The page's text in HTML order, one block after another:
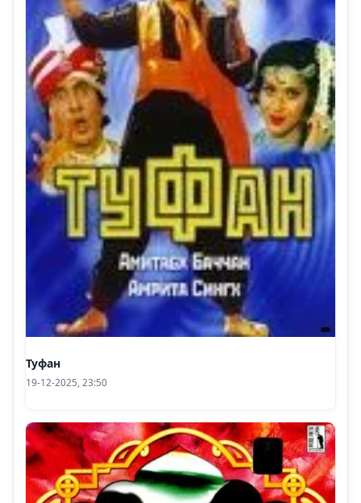
Туфан
19-12-2025, 23:50